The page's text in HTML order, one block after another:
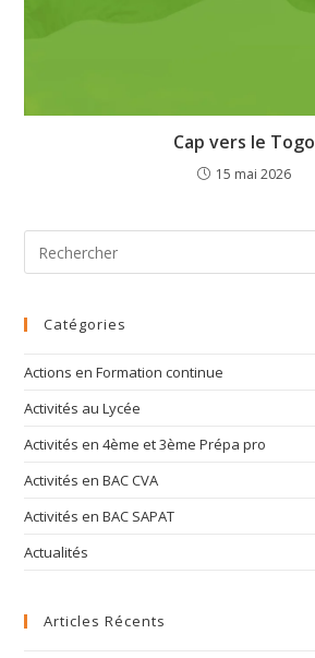
Cap vers le Togo
15 mai 2026
Catégories
Actions en Formation continue
Activités au Lycée
Activités en 4ème et 3ème Prépa pro
Activités en BAC CVA
Activités en BAC SAPAT
Actualités
Articles Récents